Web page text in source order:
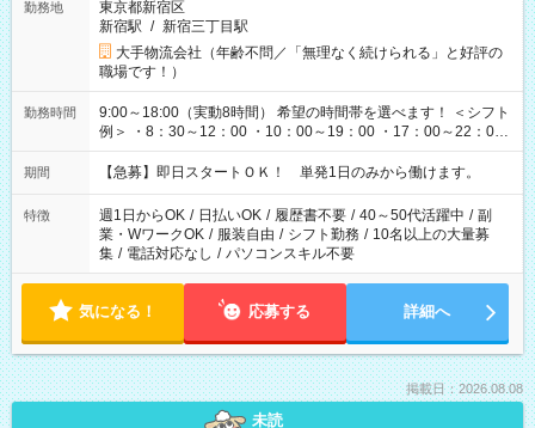
勤務地
東京都新宿区
新宿駅 / 新宿三丁目駅
大手物流会社（年齢不問／「無理なく続けられる」と好評の
職場です！）
勤務時間
9:00～18:00（実動8時間） 希望の時間帯を選べます！ ＜シフト
例＞ ・8：30～12：00 ・10：00～19：00 ・17：00～22：00
・13：00～22：00 ・22：00～翌6：00 など
期間 【急募】即日スタートＯＫ！ 単発1日のみから働けます。
特徴 週1日からOK / 日払いOK / 履歴書不要 / 40～50代活躍中 / 副
業・WワークOK / 服装自由 / シフト勤務 / 10名以上の大量募
集 / 電話対応なし / パソコンスキル不要
気になる！ 応募する 詳細へ
掲載日：2026.08.08
未読